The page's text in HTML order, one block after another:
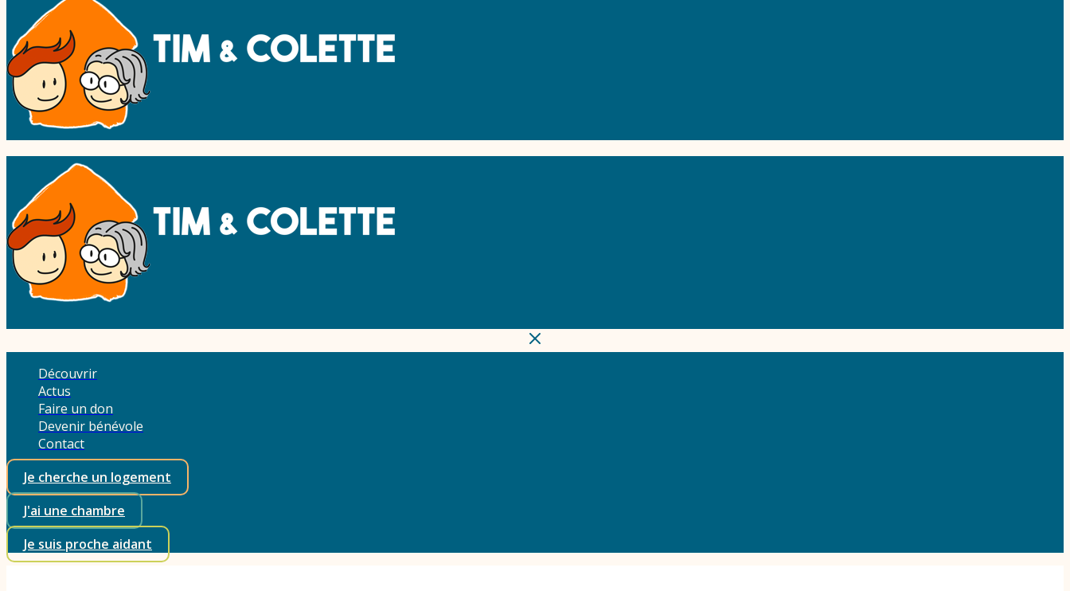
Découvrir
Actus
Faire un don
Devenir bénévole
Contact
Je cherche un logement
J'ai une chambre
Je suis proche aidant